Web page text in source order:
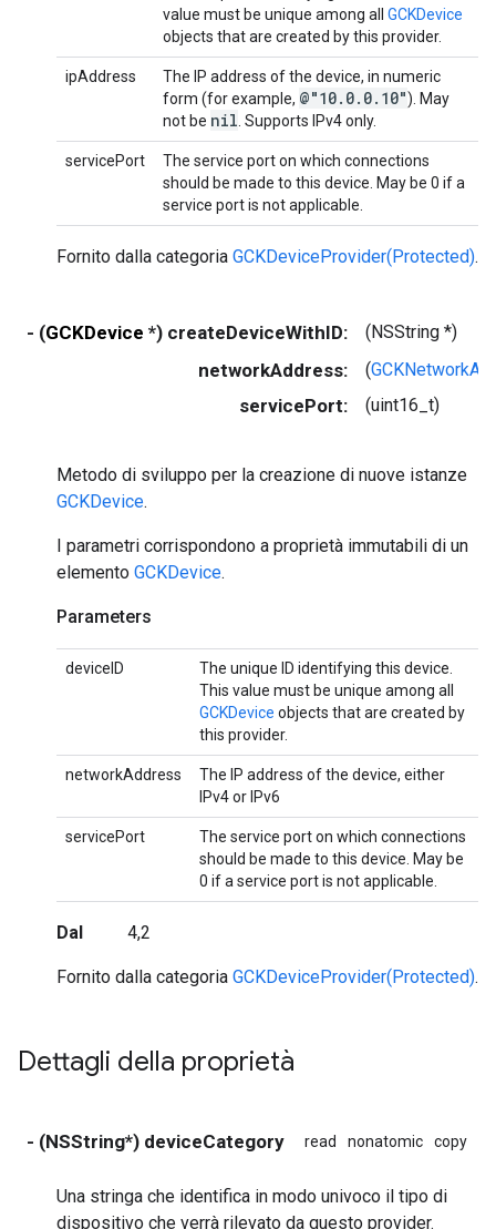
value must be unique among all GCKDevice
objects that are created by this provider.
ipAddress
The IP address of the device, in numeric
form (for example, @"10. 0. 0. 10"). May
not be nil . Supports IPv4 only.
servicePort
The service port on which connections
should be made to this device. May be 0 if a
service port is not applicable.
Fornito dalla categoria GCKDeviceProvider(Protected).
- (GCKDevice *) createDeviceWithID: (NSString *)
networkAddress: (
servicePort: (uint16_t)
Metodo di sviluppo per la creazione di nuove istanze
GCKDevice.
I parametri corrispondono a proprietà immutabili di un
elemento GCKDevice.
Parameters
deviceID
The unique ID identifying this device.
This value must be unique among all
GCKDevice objects that are created by
this provider.
networkAddress
The IP address of the device, either
IPv4 or IPv6
servicePort
The service port on which connections
should be made to this device. May be
0 if a service port is not applicable.
Dal 4,2
Fornito dalla categoria GCKDeviceProvider(Protected).
Dettagli della proprietà
- (NSString*) deviceCategory read nonatomic copy
Una stringa che identifica in modo univoco il tipo di
dispositivo che verrà rilevato da questo provider.